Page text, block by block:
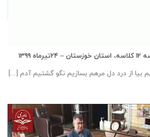
بیا از درد دل مرهم بسازیم نگو گشتیم آدم [...]